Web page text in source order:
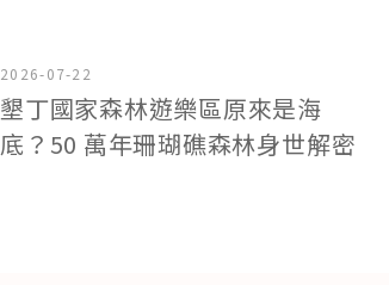
2026-07-22
墾丁國家森林遊樂區原來是海
底？50 萬年珊瑚礁森林身世解密